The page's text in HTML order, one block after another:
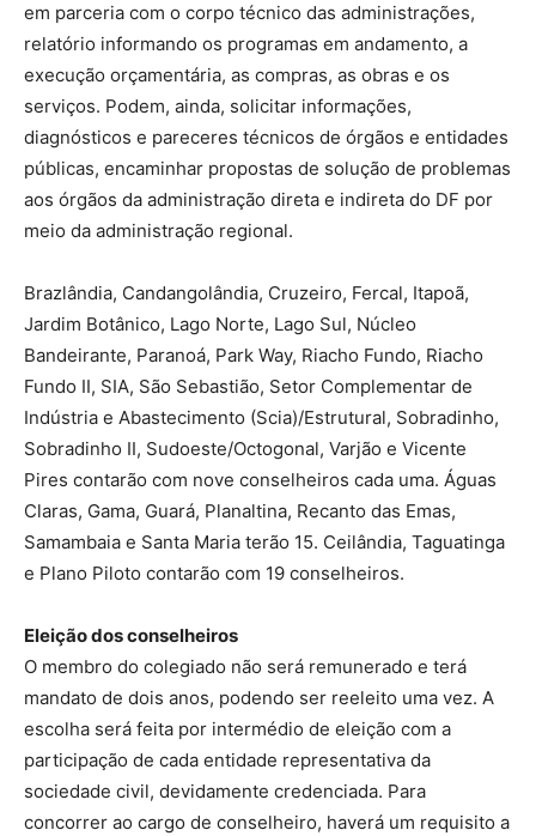
em parceria com o corpo técnico das administrações,
relatório informando os programas em andamento, a
execução orçamentária, as compras, as obras e os
serviços. Podem, ainda, solicitar informações,
diagnósticos e pareceres técnicos de órgãos e entidades
públicas, encaminhar propostas de solução de problemas
aos órgãos da administração direta e indireta do DF por
meio da administração regional.
Brazlândia, Candangolândia, Cruzeiro, Fercal, Itapoã,
Jardim Botânico, Lago Norte, Lago Sul, Núcleo
Bandeirante, Paranoá, Park Way, Riacho Fundo, Riacho
Fundo II, SIA, São Sebastião, Setor Complementar de
Indústria e Abastecimento (Scia)/Estrutural, Sobradinho,
Sobradinho II, Sudoeste/Octogonal, Varjão e Vicente
Pires contarão com nove conselheiros cada uma. Águas
Claras, Gama, Guará, Planaltina, Recanto das Emas,
Samambaia e Santa Maria terão 15. Ceilândia, Taguatinga
e Plano Piloto contarão com 19 conselheiros.
Eleição dos conselheiros
O membro do colegiado não será remunerado e terá
mandato de dois anos, podendo ser reeleito uma vez. A
escolha será feita por intermédio de eleição com a
participação de cada entidade representativa da
sociedade civil, devidamente credenciada. Para
concorrer ao cargo de conselheiro, haverá um requisito a